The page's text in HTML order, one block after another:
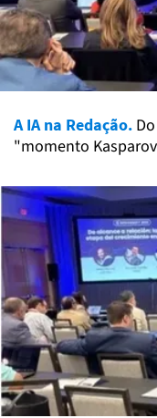
A IA na Redação.
"momento